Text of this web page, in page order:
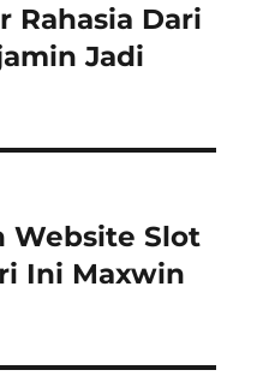
Rahasia Dari
Jadi
Website Slot
Ini Maxwin